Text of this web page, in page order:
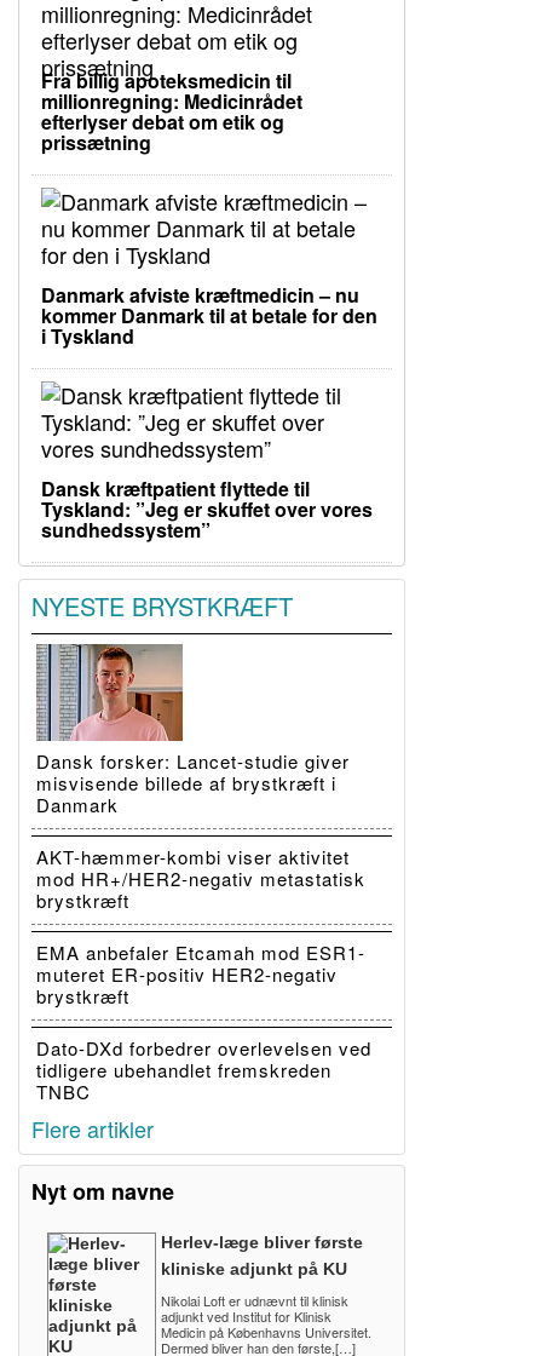
Fra billig apoteksmedicin til
millionregning: Medicinrådet
efterlyser debat om etik og
prissætning
Danmark afviste kræftmedicin – nu
kommer Danmark til at betale for den
i Tyskland
Dansk kræftpatient flyttede til
Tyskland: ”Jeg er skuffet over vores
sundhedssystem”
NYESTE BRYSTKRÆFT
Dansk forsker: Lancet-studie giver
misvisende billede af brystkræft i
Danmark
AKT-hæmmer-kombi viser aktivitet
mod HR+/HER2-negativ metastatisk
brystkræft
EMA anbefaler Etcamah mod ESR1-
muteret ER-positiv HER2-negativ
brystkræft
Dato-DXd forbedrer overlevelsen ved
tidligere ubehandlet fremskreden
TNBC
Flere artikler
Nyt om navne
Herlev-læge bliver første
kliniske adjunkt på KU
Nikolai Loft er udnævnt til klinisk
adjunkt ved Institut for Klinisk
Medicin på Københavns Universitet.
Dermed bliver han den første,[…]